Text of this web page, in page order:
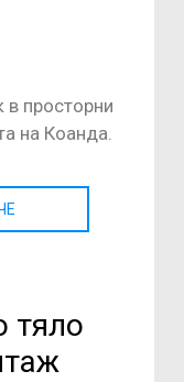
просторни
на Коанда.
тяло